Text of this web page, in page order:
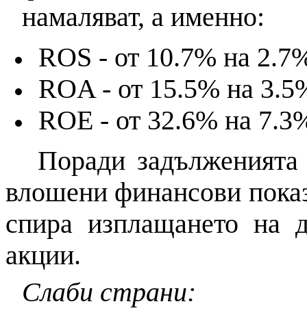
намаляват, а именно:
ROS - от 10.7% на
ROA - от 15.5% на
ROE - от 32.6% на
Поради
влошени финансови
спира изплащането на
акции.
Слаби страни: